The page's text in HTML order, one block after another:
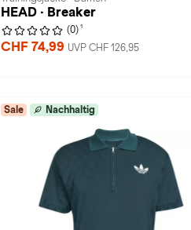
HEAD · Breaker
(0) 1
CHF 74,99 UVP CHF 126,95
Sale Nachhaltig